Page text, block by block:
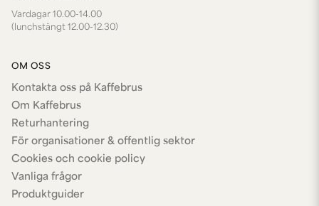
Vardagar 10.00-14.00
(lunchstängt 12.00-12.30)
OM OSS
Kontakta oss på Kaffebrus
Om Kaffebrus
Returhantering
För organisationer & offentlig sektor
Cookies och cookie policy
Vanliga frågor
Produktguider